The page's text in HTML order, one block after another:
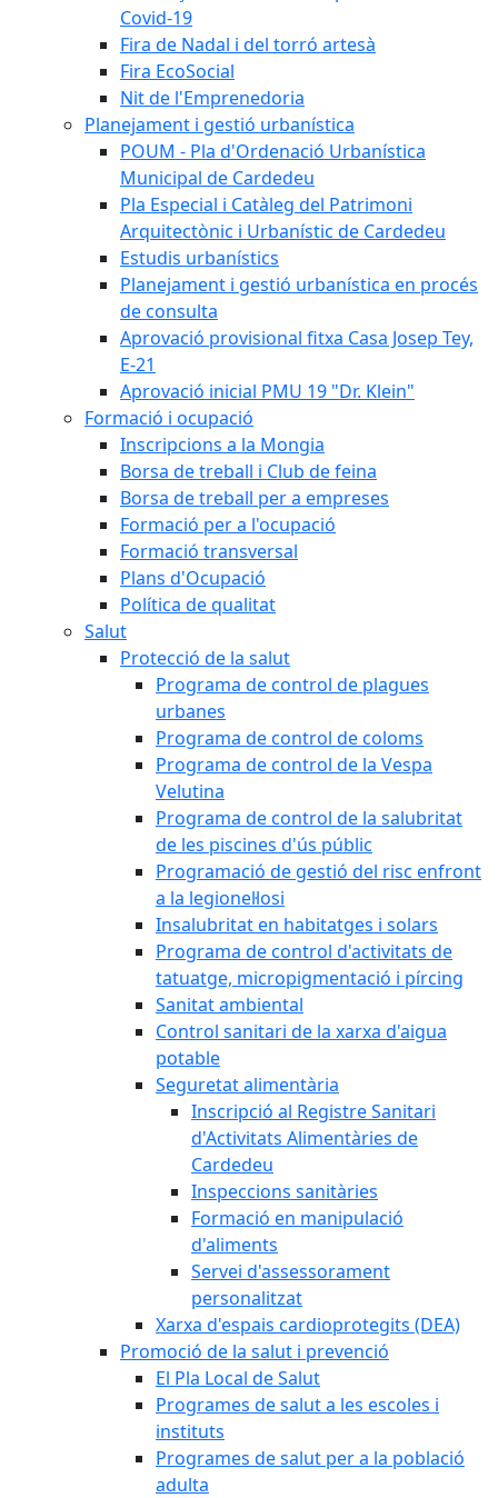
Covid-19
Fira de Nadal i del torró artesà
Fira EcoSocial
Nit de l'Emprenedoria
Planejament i gestió urbanística
POUM - Pla d'Ordenació Urbanística
Municipal de Cardedeu
Pla Especial i Catàleg del Patrimoni
Arquitectònic i Urbanístic de Cardedeu
Estudis urbanístics
Planejament i gestió urbanística en procés
de consulta
Aprovació provisional fitxa Casa Josep Tey,
E-21
Aprovació inicial PMU 19 "Dr. Klein"
Formació i ocupació
Inscripcions a la Mongia
Borsa de treball i Club de feina
Borsa de treball per a empreses
Formació per a l'ocupació
Formació transversal
Plans d'Ocupació
Política de qualitat
Salut
Protecció de la salut
Programa de control de plagues
urbanes
Programa de control de coloms
Programa de control de la Vespa
Velutina
Programa de control de la salubritat
de les piscines d'ús públic
Programació de gestió del risc enfront
a la legionel·losi
Insalubritat en habitatges i solars
Programa de control d'activitats de
tatuatge, micropigmentació i pírcing
Sanitat ambiental
Control sanitari de la xarxa d'aigua
potable
Seguretat alimentària
Inscripció al Registre Sanitari
d'Activitats Alimentàries de
Cardedeu
Inspeccions sanitàries
Formació en manipulació
d'aliments
Servei d'assessorament
personalitzat
Xarxa d'espais cardioprotegits (DEA)
Promoció de la salut i prevenció
El Pla Local de Salut
Programes de salut a les escoles i
instituts
Programes de salut per a la població
adulta